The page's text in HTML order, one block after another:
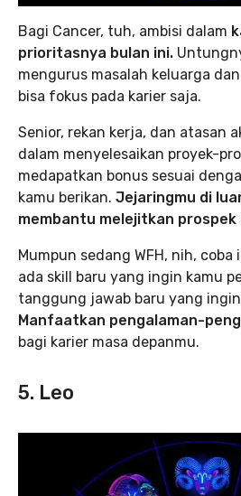
Bagi Cancer, tuh, ambisi dalam
prioritasnya bulan ini.
mengurus masalah keluarga
bisa fokus pada karier saja.
Senior, rekan kerja, dan atasan
dalam menyelesaikan proyek-
medapatkan bonus sesuai
kamu berikan. Jejaringmu di
membantu melejitkan prospek
Mumpun sedang WFH, nih,
ada skill baru yang ingin kamu
tanggung jawab baru yang
Manfaatkan pengalaman-
bagi karier masa depanmu.
5. Leo